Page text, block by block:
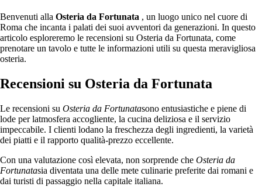
Benvenuti alla Osteria da Fortunata , un luogo unico nel cuore di
Roma che incanta i palati dei suoi avventori da generazioni. In questo
articolo esploreremo le recensioni su Osteria da Fortunata, come
prenotare un tavolo e tutte le informazioni utili su questa meravigliosa
osteria.
Recensioni su Osteria da Fortunata
Le recensioni su Osteria da Fortunatasono entusiastiche e piene di
lode per latmosfera accogliente, la cucina deliziosa e il servizio
impeccabile. I clienti lodano la freschezza degli ingredienti, la varietà
dei piatti e il rapporto qualità-prezzo eccellente.
Con una valutazione così elevata, non sorprende che Osteria da
Fortunatasia diventata una delle mete culinarie preferite dai romani e
dai turisti di passaggio nella capitale italiana.